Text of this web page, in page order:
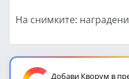
На снимките:
Добави Кворум в